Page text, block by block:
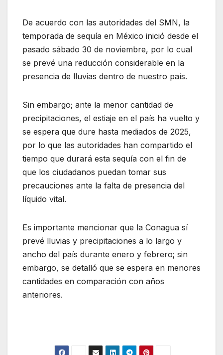
De acuerdo con las autoridades del SMN, la
temporada de sequía en México inició desde el
pasado sábado 30 de noviembre, por lo cual
se prevé una reducción considerable en la
presencia de lluvias dentro de nuestro país.
Sin embargo; ante la menor cantidad de
precipitaciones, el estiaje en el país ha vuelto y
se espera que dure hasta mediados de 2025,
por lo que las autoridades han compartido el
tiempo que durará esta sequía con el fin de
que los ciudadanos puedan tomar sus
precauciones ante la falta de presencia del
líquido vital.
Es importante mencionar que la Conagua sí
prevé lluvias y precipitaciones a lo largo y
ancho del país durante enero y febrero; sin
embargo, se detalló que se espera en menores
cantidades en comparación con años
anteriores.